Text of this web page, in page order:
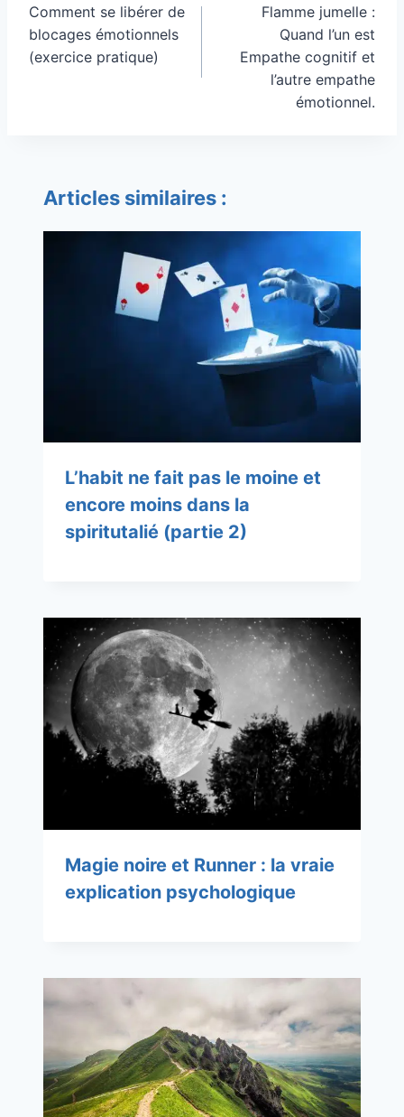
de
l’article
Comment se libérer de
blocages émotionnels
(exercice pratique)
Flamme jumelle :
Quand l’un est
Empathe cognitif et
l’autre empathe
émotionnel.
Articles similaires :
L’habit ne fait pas le moine et
encore moins dans la
spiritutalié (partie 2)
Magie noire et Runner : la vraie
explication psychologique